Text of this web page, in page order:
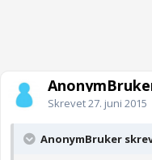
Skrevet27. juni 2015
AnonymBruker skrev